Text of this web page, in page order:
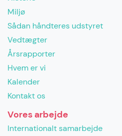
Miljø
Sådan håndteres udstyret
Vedtægter
Årsrapporter
Hvem er vi
Kalender
Kontakt os
Vores arbejde
Internationalt samarbejde